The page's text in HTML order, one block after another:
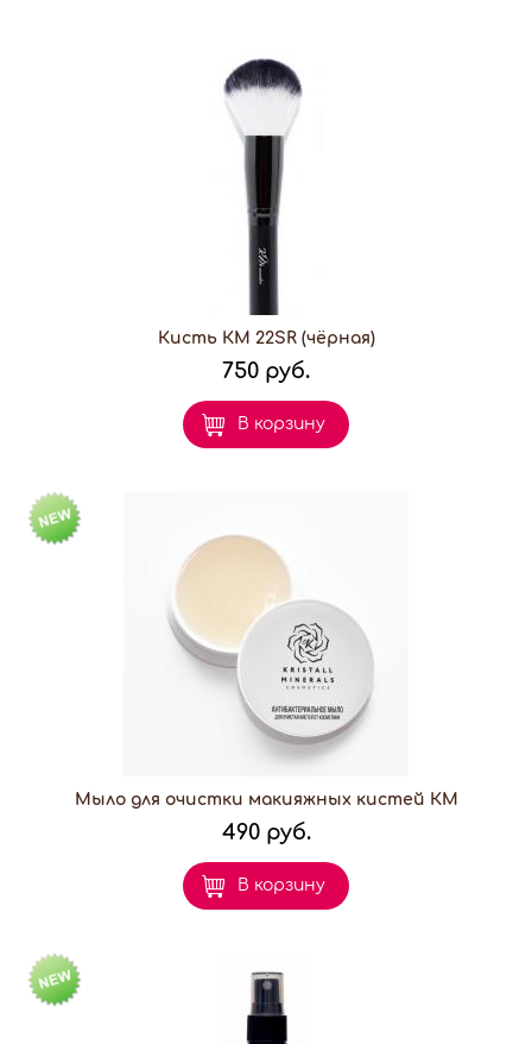
Кисть КМ 22SR (чёрная)
750 руб.
В корзину
Мыло для очистки макияжных кистей КМ
490 руб.
В корзину